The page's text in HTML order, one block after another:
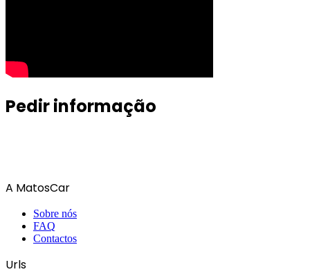
Pedir informação
A MatosCar
Sobre nós
FAQ
Contactos
Urls